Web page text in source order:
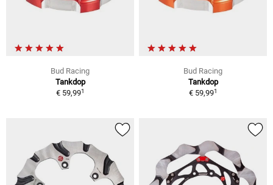
Bud Racing
Tankdop
€ 59,991
Bud Racing
Tankdop
€ 59,991